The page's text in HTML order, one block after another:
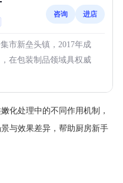
咨询 进店
市新垒头镇，2017年成
在包装制品领域具权威
化处理中的不同作用机制，
与效果差异，帮助厨房新手